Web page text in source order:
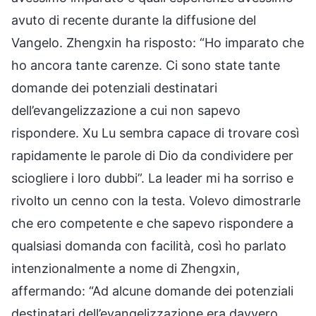
avuto di recente durante la diffusione del
Vangelo. Zhengxin ha risposto: “Ho imparato che
ho ancora tante carenze. Ci sono state tante
domande dei potenziali destinatari
dell’evangelizzazione a cui non sapevo
rispondere. Xu Lu sembra capace di trovare così
rapidamente le parole di Dio da condividere per
sciogliere i loro dubbi”. La leader mi ha sorriso e
rivolto un cenno con la testa. Volevo dimostrarle
che ero competente e che sapevo rispondere a
qualsiasi domanda con facilità, così ho parlato
intenzionalmente a nome di Zhengxin,
affermando: “Ad alcune domande dei potenziali